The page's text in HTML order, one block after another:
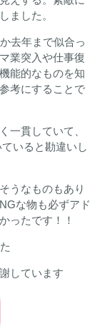
ました。
去年まで似合っ
業突入や仕事復
能的なものを知
考にすることで
一貫していて、
いると勘違いし
うなものもあり
な物も必ずアド
ったです！！
しています